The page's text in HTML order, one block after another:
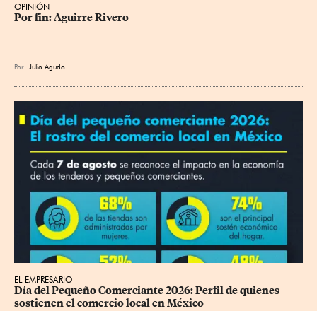
OPINIÓN
Por fin: Aguirre Rivero
Por Julio Agudo
EL EMPRESARIO
Día del Pequeño Comerciante 2026: Perfil de quienes
sostienen el comercio local en México